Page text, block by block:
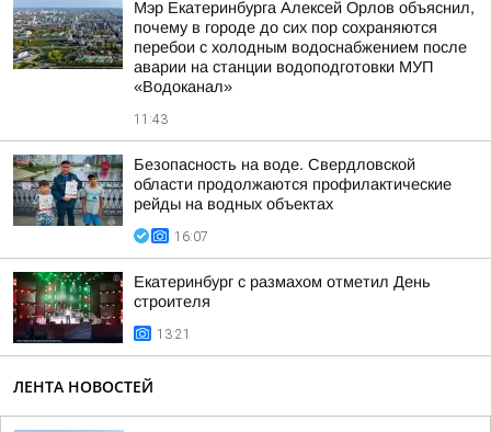
Мэр Екатеринбурга Алексей Орлов объяснил,
почему в городе до сих пор сохраняются
перебои с холодным водоснабжением после
аварии на станции водоподготовки МУП
«Водоканал»
11:43
Безопасность на воде. Свердловской
области продолжаются профилактические
рейды на водных объектах
16:07
Екатеринбург с размахом отметил День
строителя
13:21
ЛЕНТА НОВОСТЕЙ